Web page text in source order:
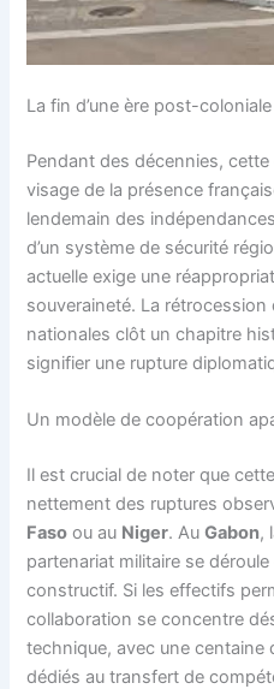
La fin d’une ère post-coloniale
Pendant des décennies,
visage de la présence
lendemain des
d’un système de sécurité
actuelle exige une
souveraineté. La rétrocession
nationales clôt un chapitre
signifier une rupture
Un modèle de coopération
Il est crucial de noter que
nettement des ruptures
Faso ou au Niger. AuGabon,
partenariat militaire se
constructif. Si les effectifs
collaboration se concentre
technique, avec une centaine
dédiés au transfert de